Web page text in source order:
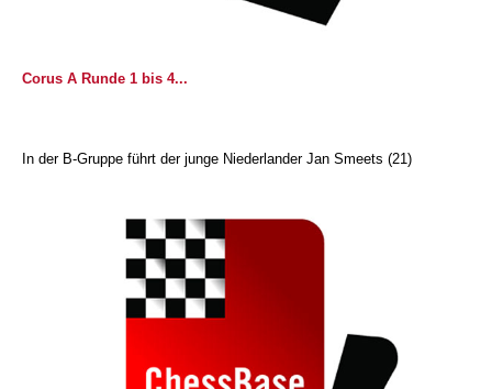
Corus A Runde 1 bis 4...
In der B-Gruppe führt der junge Niederlander Jan Smeets (21)